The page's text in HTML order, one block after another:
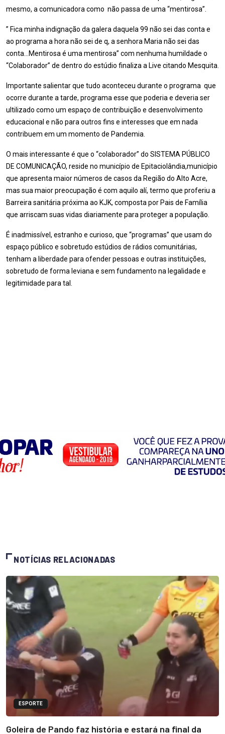
mesmo, a comunicadora como não passa de uma “mentirosa”.
” Fica minha indignação da galera daquela 99 não sei das conta e
ao programa a hora não sei de q, a senhora Maria não sei das
conta…Mentirosa é uma mentirosa” com nenhuma humildade o
“Colaborador” de dentro do estúdio finaliza a Live citando Mesquita.
Importante salientar que tudo aconteceu durante o programa que
ocorre durante a tarde, programa esse que poderia e deveria ser
ultilizado como um espaço de contribuição e desenvolvimento
educacional e não para outros fins e interesses que em nada
contribuem em um momento de Pandemia.
O mais interessante é que o “colaborador” do SISTEMA PÚBLICO
DE COMUNICAÇÃO, reside no município de Epitaciolândia,município
que apresenta maior números de casos da Região do Alto Acre,
mas sua maior preocupação é com aquilo alí, termo que proferiu a
Barreira sanitária próxima ao KJK, composta por Pais de Família
que arriscam suas vidas diariamente para proteger a população.
É inadmissível, estranho e curioso, que “programas” que usam do
espaço público e sobretudo estúdios de rádios comunitárias,
tenham a liberdade para ofender pessoas e outras instituições,
sobretudo de forma leviana e sem fundamento na legalidade e
legitimidade para tal.
NOTÍCIAS RELACIONADAS
ESPORTE
Goleira de Pando faz história e estará na final da